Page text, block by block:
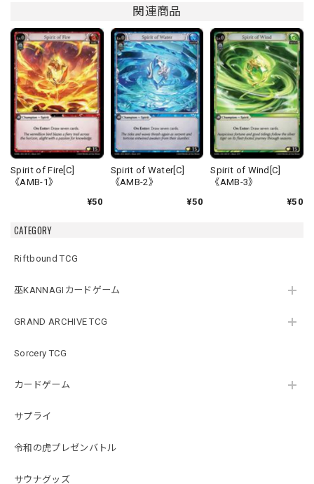
CATEGORY
Riftbound TCG
巫KANNAGIカードゲーム
GRAND ARCHIVE TCG
Sorcery TCG
カードゲーム
サプライ
令和の虎プレゼンバトル
サウナグッズ
関連商品
Spirit of Fire[C]
《AMB-1》
¥50
Spirit of Water[C]
《AMB-2》
¥50
Spirit of Wind[C]
《AMB-3》
¥50